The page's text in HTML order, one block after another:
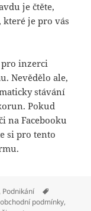
je čtěte,
které je pro vás
inzerci
Nevědělo ale,
stávání
Pokud
na Facebooku
si pro tento
Podnikání
obchodní podmínky,